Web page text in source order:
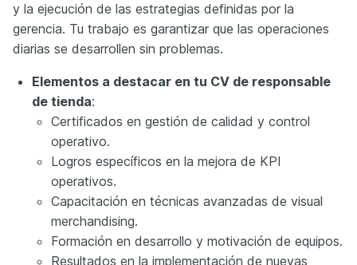
y la ejecución de las estrategias definidas por la
gerencia. Tu trabajo es garantizar que las operaciones
diarias se desarrollen sin problemas.
Elementos a destacar en tu CV de responsable
de tienda:
Certificados en gestión de calidad y control
operativo.
Logros específicos en la mejora de KPI
operativos.
Capacitación en técnicas avanzadas de visual
merchandising.
Formación en desarrollo y motivación de equipos.
Resultados en la implementación de nuevas